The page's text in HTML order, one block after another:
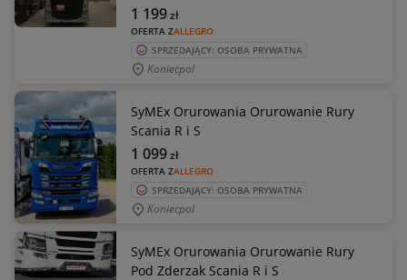
OFERTA ZALLEGRO
1 199zł
SPRZEDAJĄCY: OSOBA PRYWATNA
Koniecpol
SyMEx Orurowania Orurowanie Rury
Scania R i S
OFERTA ZALLEGRO
1 099zł
SPRZEDAJĄCY: OSOBA PRYWATNA
Koniecpol
SyMEx Orurowania Orurowanie Rury
Pod Zderzak Scania R i S